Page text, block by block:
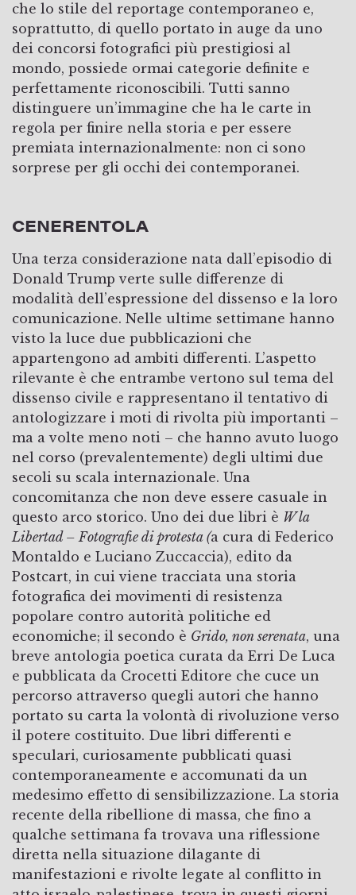
che lo stile del reportage contemporaneo e,
soprattutto, di quello portato in auge da uno
dei concorsi fotografici più prestigiosi al
mondo, possiede ormai categorie definite e
perfettamente riconoscibili. Tutti sanno
distinguere un’immagine che ha le carte in
regola per finire nella storia e per essere
premiata internazionalmente: non ci sono
sorprese per gli occhi dei contemporanei.
CENERENTOLA
Una terza considerazione nata dall’episodio di
Donald Trump verte sulle differenze di
modalità dell’espressione del dissenso e la loro
comunicazione. Nelle ultime settimane hanno
visto la luce due pubblicazioni che
appartengono ad ambiti differenti. L’aspetto
rilevante è che entrambe vertono sul tema del
dissenso civile e rappresentano il tentativo di
antologizzare i moti di rivolta più importanti –
ma a volte meno noti – che hanno avuto luogo
nel corso (prevalentemente) degli ultimi due
secoli su scala internazionale. Una
concomitanza che non deve essere casuale in
questo arco storico. Uno dei due libri è W la
Libertad – Fotografie di protesta (a cura di Federico
Montaldo e Luciano Zuccaccia), edito da
Postcart, in cui viene tracciata una storia
fotografica dei movimenti di resistenza
popolare contro autorità politiche ed
economiche; il secondo è Grido, non serenata, una
breve antologia poetica curata da Erri De Luca
e pubblicata da Crocetti Editore che cuce un
percorso attraverso quegli autori che hanno
portato su carta la volontà di rivoluzione verso
il potere costituito. Due libri differenti e
speculari, curiosamente pubblicati quasi
contemporaneamente e accomunati da un
medesimo effetto di sensibilizzazione. La storia
recente della ribellione di massa, che fino a
qualche settimana fa trovava una riflessione
diretta nella situazione dilagante di
manifestazioni e rivolte legate al conflitto in